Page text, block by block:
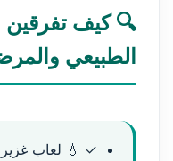
🔍 كيف تفرقين
الطبيعي
✓ 💧 لعاب غزير